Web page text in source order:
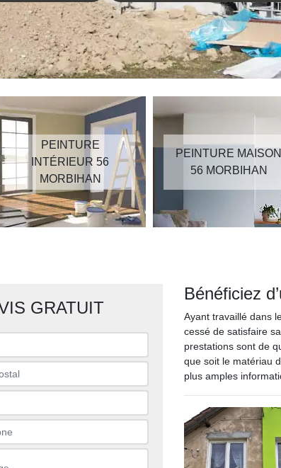
PEINTURE
INTÉRIEUR 56
MORBIHAN
PEINTURE MAISON
56 MORBIHAN
GRATUIT
Bénéficiez
Ayant travaillé dans
cessé de satisfaire
prestations sont de
que soit le matériau
plus amples